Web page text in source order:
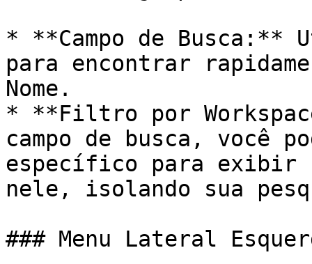
* **Campo de
para encontrar
Nome.
* **Filtro por
campo de busca, você
específico para exibir
nele, isolando sua
### Menu Lateral